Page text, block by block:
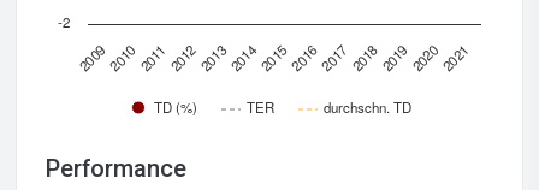
TD (%) TER durchschn. TD
200920102011201220132014201520162017 2018201920202021
-2
Performance